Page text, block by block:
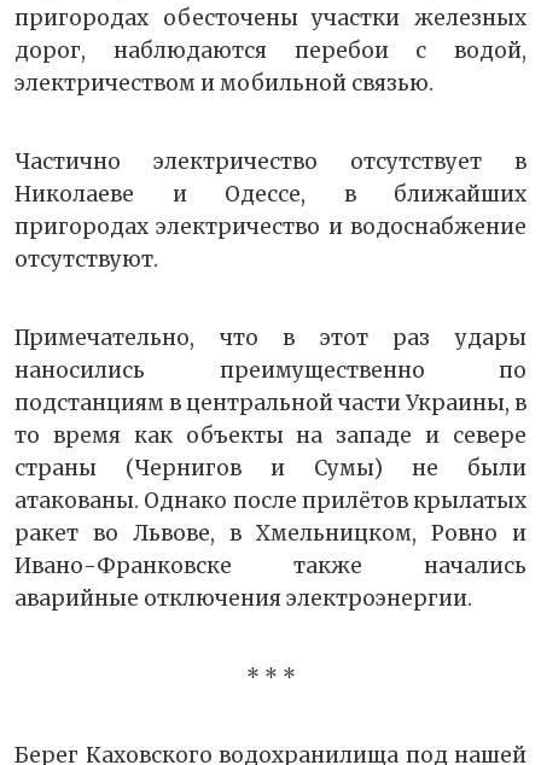
пригородах обесточены участки железных
дорог, наблюдаются перебои с водой,
электричеством и мобильной связью.
Частично электричество отсутствует в
Николаеве и Одессе, в ближайших
пригородах электричество и водоснабжение
отсутствуют.
Примечательно, что в этот раз удары
наносились преимущественно по
подстанциям в центральной части Украины, в
то время как объекты на западе и севере
страны (Чернигов и Сумы) не были
атакованы. Однако после прилётов крылатых
ракет во Львове, в Хмельницком, Ровно и
Ивано-Франковске также начались
аварийные отключения электроэнергии.
* * *
Берег Каховского водохранилища под нашей